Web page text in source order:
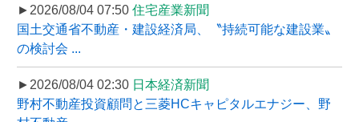
►2026/08/04 07:50 住宅産業新聞
国土交通省不動産・建設経済局、〝持続可能な建設業〟
の検討会 ...
►2026/08/04 02:30 日本経済新聞
野村不動産投資顧問と三菱HCキャピタルエナジー、野